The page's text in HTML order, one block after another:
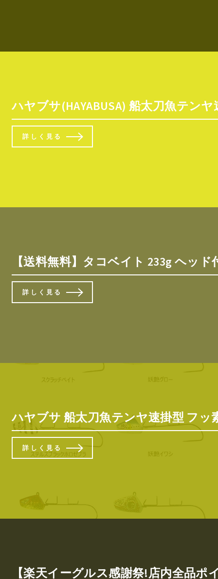
ハヤブサ(HAYABUSA) 船太刀魚テン
詳しく見る
【送料無料】タコベイト 233g ヘッ
詳しく見る
ハヤブサ 船太刀魚テンヤ速掛型 フッ
詳しく見る
【楽天イーグルス感謝祭!店内全品